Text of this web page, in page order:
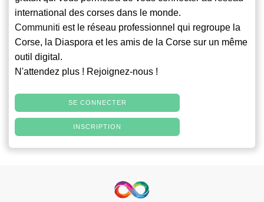
international des corses dans le monde.
Communiti est le réseau professionnel qui regroupe la
Corse, la Diaspora et les amis de la Corse sur un même
outil digital.
N'attendez plus ! Rejoignez-nous !
SE CONNECTER
INSCRIPTION